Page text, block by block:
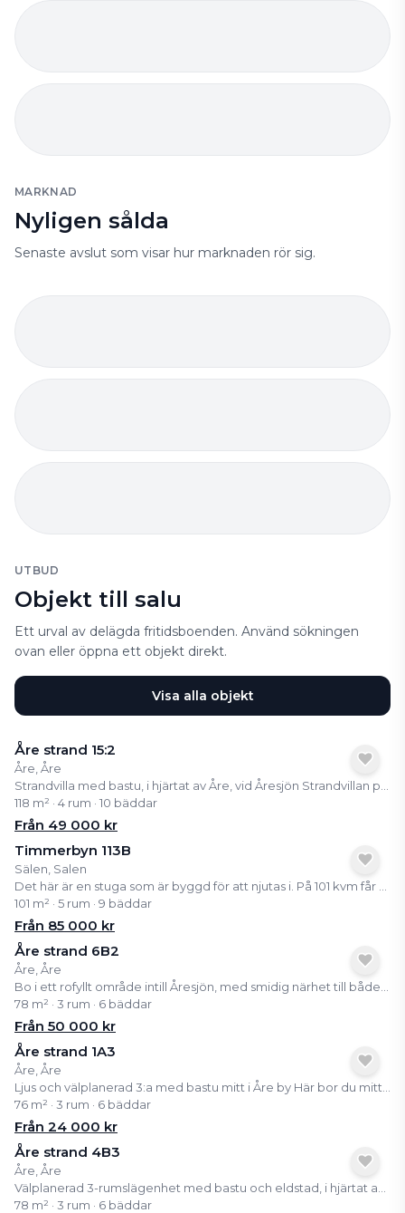
MARKNAD
Nyligen sålda
Senaste avslut som visar hur marknaden rör sig.
UTBUD
Objekt till salu
Ett urval av delägda fritidsboenden. Använd sökningen
ovan eller öppna ett objekt direkt.
Visa alla objekt
Åre strand 15:2
Åre, Åre
118 m² · 4 rum · 10 bäddar
Från 49 000 kr
Timmerbyn 113B
Sälen, Salen
101 m² · 5 rum · 9 bäddar
Från 85 000 kr
Åre strand 6B2
Åre, Åre
78 m² · 3 rum · 6 bäddar
Från 50 000 kr
Åre strand 1A3
Åre, Åre
76 m² · 3 rum · 6 bäddar
Från 24 000 kr
Åre strand 4B3
Åre, Åre
78 m² · 3 rum · 6 bäddar